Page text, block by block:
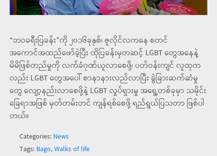
“ဘဝခရီးပြခန်း”ကို ၂၀၁၆ခုနှစ်၊ ဇူလိုင်လကနေ စတင်
အကောင်အထည်ဖော်ခဲ့ပြီး ထိုပြခန်းမှတဆင့် LGBT တွေအနေနဲ့
မိမိဖြစ်တည်မှုကို လက်ခံဂုဏ်ယူလာစေဖို့၊ ပတ်ဝန်းကျင် လူထုက
လည်း LGBT တွေအပေါ် စာနာနားလည်လာပြီး ခွဲခြားဆက်ဆံမှု
တွေ လျော့နည်းလာစေဖို့နဲ့ LGBT လှုပ်ရှားမှု အရွေ့တစ်ခုမှာ သမိုင်း
ခြေရာအဖြစ် မှတ်တမ်းတင် ကျန်ရစ်စေဖို့ ရည်ရွယ်ပြသတာ ဖြစ်ပါ
တယ်။
Categories: News
Tags: Bago,Walks of life